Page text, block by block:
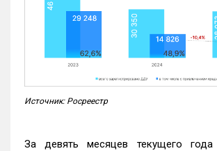
Источник: Росреестр
За девять месяцев текущего